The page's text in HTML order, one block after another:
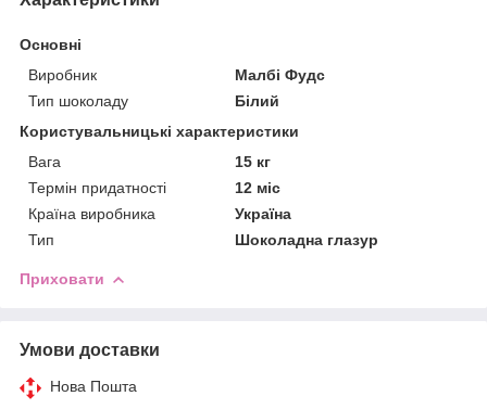
Основні
Виробник
Малбі Фудс
Тип шоколаду
Білий
Користувальницькі характеристики
Вага
15 кг
Термін придатності
12 міс
Країна виробника
Україна
Тип
Шоколадна глазур
Приховати
Умови доставки
Нова Пошта